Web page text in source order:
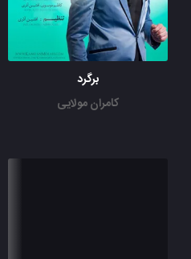
برگرد
کامران مولایی